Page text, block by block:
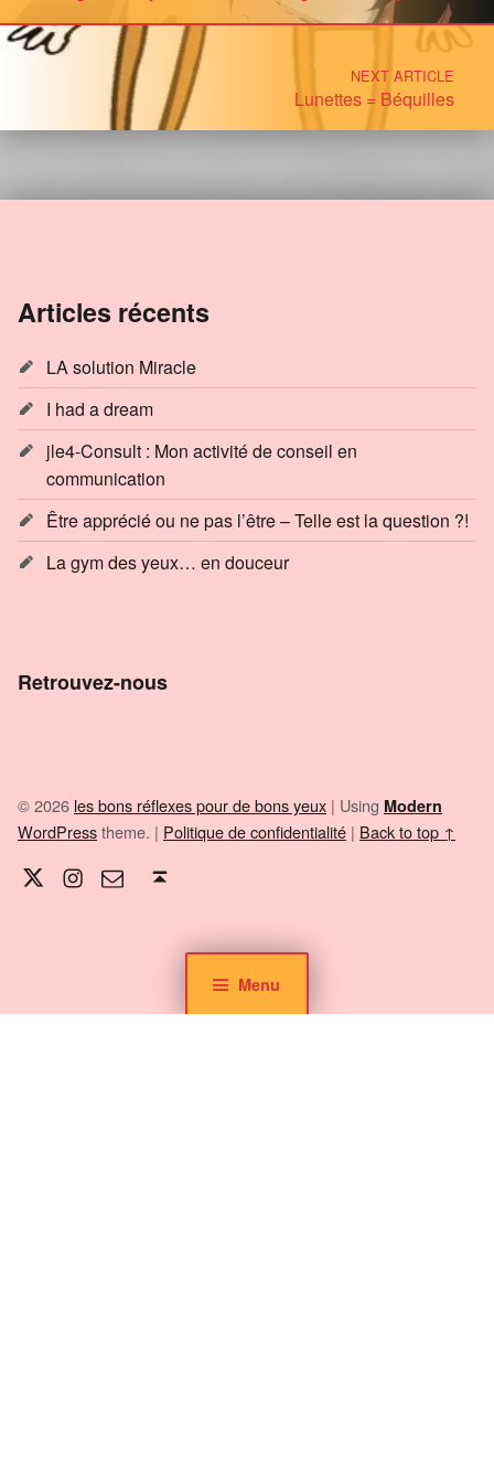
Menu
NEXT ARTICLE
Lunettes = Béquilles
Articles récents
LA solution Miracle
I had a dream
jle4-Consult : Mon activité de conseil en
communication
Être apprécié ou ne pas l’être – Telle est la question ?!
La gym des yeux… en douceur
Retrouvez-nous
© 2026 les bons réflexes pour de bons yeux | Using Modern
WordPresstheme. | Politique de confidentialité | Back to top ↑